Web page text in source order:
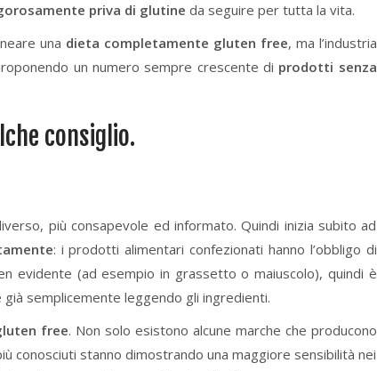
priva di glutine da seguire per tutta la vita.
una dieta completamente gluten free, ma l’industria
un numero sempre crescente di prodotti senza
consiglio.
più consapevole ed informato. Quindi inizia subito ad
: i prodotti alimentari confezionati hanno l’obbligo di
evidente (ad esempio in grassetto o maiuscolo), quindi è
semplicemente leggendo gli ingredienti.
free. Non solo esistono alcune marche che producono
conosciuti stanno dimostrando una maggiore sensibilità nei